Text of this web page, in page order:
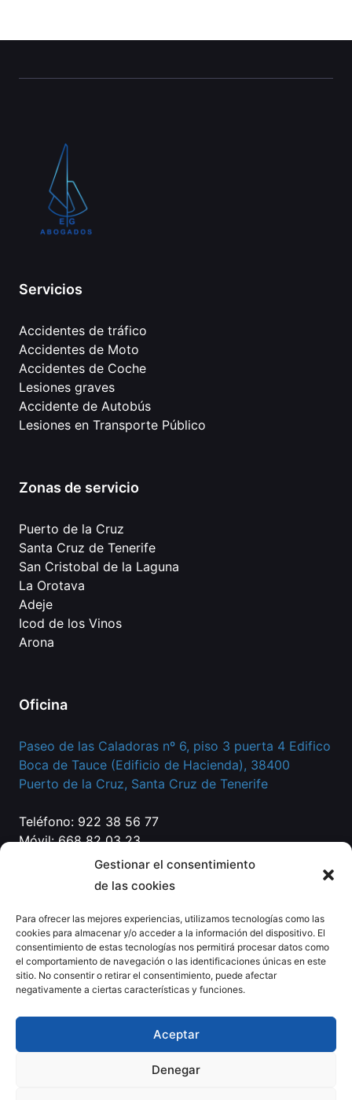
Gestionar el consentimiento
de las cookies
Para ofrecer las mejores experiencias, utilizamos tecnologías como las
cookies para almacenar y/o acceder a la información del dispositivo. El
consentimiento de estas tecnologías nos permitirá procesar datos como
el comportamiento de navegación o las identificaciones únicas en este
sitio. No consentir o retirar el consentimiento, puede afectar
negativamente a ciertas características y funciones.
Aceptar
Denegar
Servicios
Accidentes de tráfico
Accidentes de Moto
Accidentes de Coche
Lesiones graves
Accidente de Autobús
Lesiones en Transporte Público
Zonas de servicio
Puerto de la Cruz
Santa Cruz de Tenerife
San Cristobal de la Laguna
La Orotava
Adeje
Icod de los Vinos
Arona
Oficina
Paseo de las Caladoras nº 6, piso 3 puerta 4 Edifico
Boca de Tauce (Edificio de Hacienda), 38400
Puerto de la Cruz, Santa Cruz de Tenerife
Teléfono: 922 38 56 77
Móvil: 668 82 03 23
info@eg-abogados.com
© 2026 EG Abogados · Desarrollado por
Legal